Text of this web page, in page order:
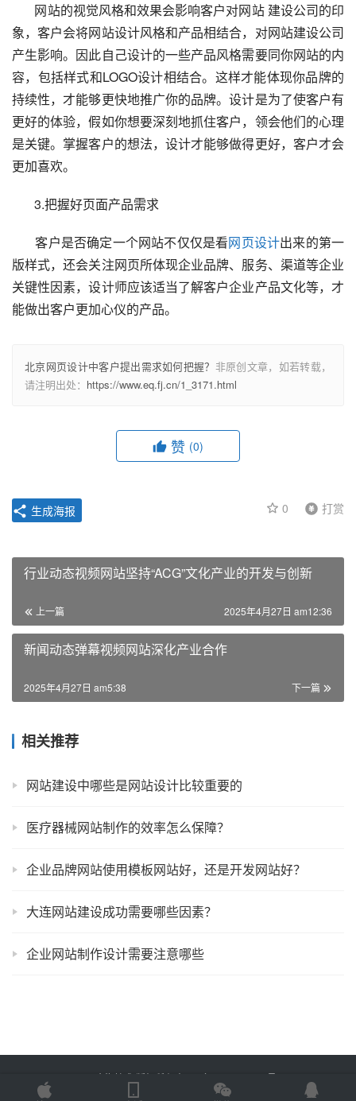
网站的视觉风格和效果会影响客户对网站 建设公司的印
象，客户会将网站设计风格和产品相结合，对网站建设公司
产生影响。因此自己设计的一些产品风格需要同你网站的内
容，包括样式和LOGO设计相结合。这样才能体现你品牌的
持续性，才能够更快地推广你的品牌。设计是为了使客户有
更好的体验，假如你想要深刻地抓住客户，领会他们的心理
是关键。掌握客户的想法，设计才能够做得更好，客户才会
更加喜欢。
3.把握好页面产品需求
客户是否确定一个网站不仅仅是看网页设计出来的第一
版样式，还会关注网页所体现企业品牌、服务、渠道等企业
关键性因素，设计师应该适当了解客户企业产品文化等，才
能做出客户更加心仪的产品。
北京网页设计中客户提出需求如何把握？ 非原创文章，如若转载，
请注明出处： https://www.eq.fj.cn/1_3171.html
赞 (0)
0 打赏
生成海报
行业动态视频网站坚持“ACG”文化产业的开发与创新
上一篇 2025年4月27日 am12:36
新闻动态弹幕视频网站深化产业合作
下一篇
2025年4月27日 am5:38
相关推荐
网站建设中哪些是网站设计比较重要的
医疗器械网站制作的效率怎么保障？
企业品牌网站使用模板网站好，还是开发网站好？
大连网站建设成功需要哪些因素？
企业网站制作设计需要注意哪些
Copyright © 2025 金海技术 版权所有 鲁ICP备2022012774号-2